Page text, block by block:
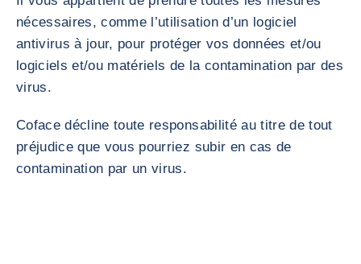
nécessaires, comme l’utilisation d’un logiciel
antivirus à jour, pour protéger vos données et/ou
logiciels et/ou matériels de la contamination par des
virus.
Coface décline toute responsabilité au titre de tout
préjudice que vous pourriez subir en cas de
contamination par un virus.